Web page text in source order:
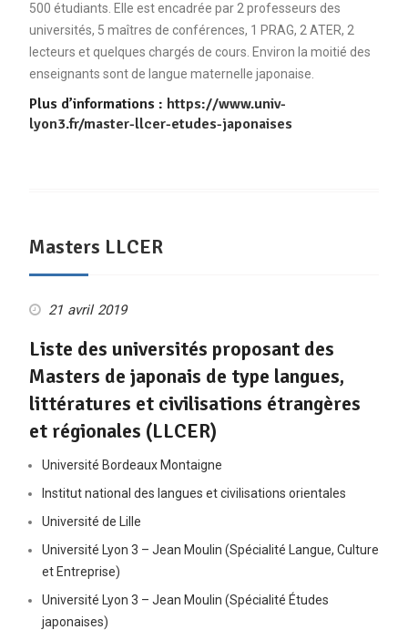
500 étudiants. Elle est encadrée par 2 professeurs des
universités, 5 maîtres de conférences, 1 PRAG, 2 ATER, 2
lecteurs et quelques chargés de cours. Environ la moitié des
enseignants sont de langue maternelle japonaise.
Plus d’informations : https://www.univ-
lyon3.fr/master-llcer-etudes-japonaises
Masters LLCER
21 avril 2019
Liste des universités proposant des
Masters de japonais de type langues,
littératures et civilisations étrangères
et régionales (LLCER)
Université Bordeaux Montaigne
Institut national des langues et civilisations orientales
Université de Lille
Université Lyon 3 – Jean Moulin (Spécialité Langue, Culture
et Entreprise)
Université Lyon 3 – Jean Moulin (Spécialité Études
japonaises)